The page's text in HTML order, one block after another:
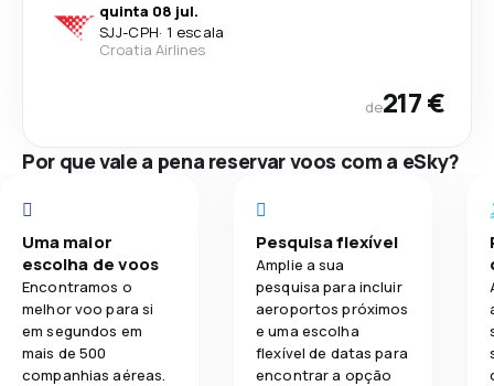
quinta 08 jul.
SJJ-CPH· 1 escala
Croatia Airlines
de217 €
Por que vale a pena reservar voos com a eSky?
Uma maior
escolha de voos
Encontramos o
melhor voo para si
em segundos em
mais de 500
companhias aéreas.
Pesquisa flexível
Amplie a sua
pesquisa para incluir
aeroportos próximos
e uma escolha
flexível de datas para
encontrar a opção